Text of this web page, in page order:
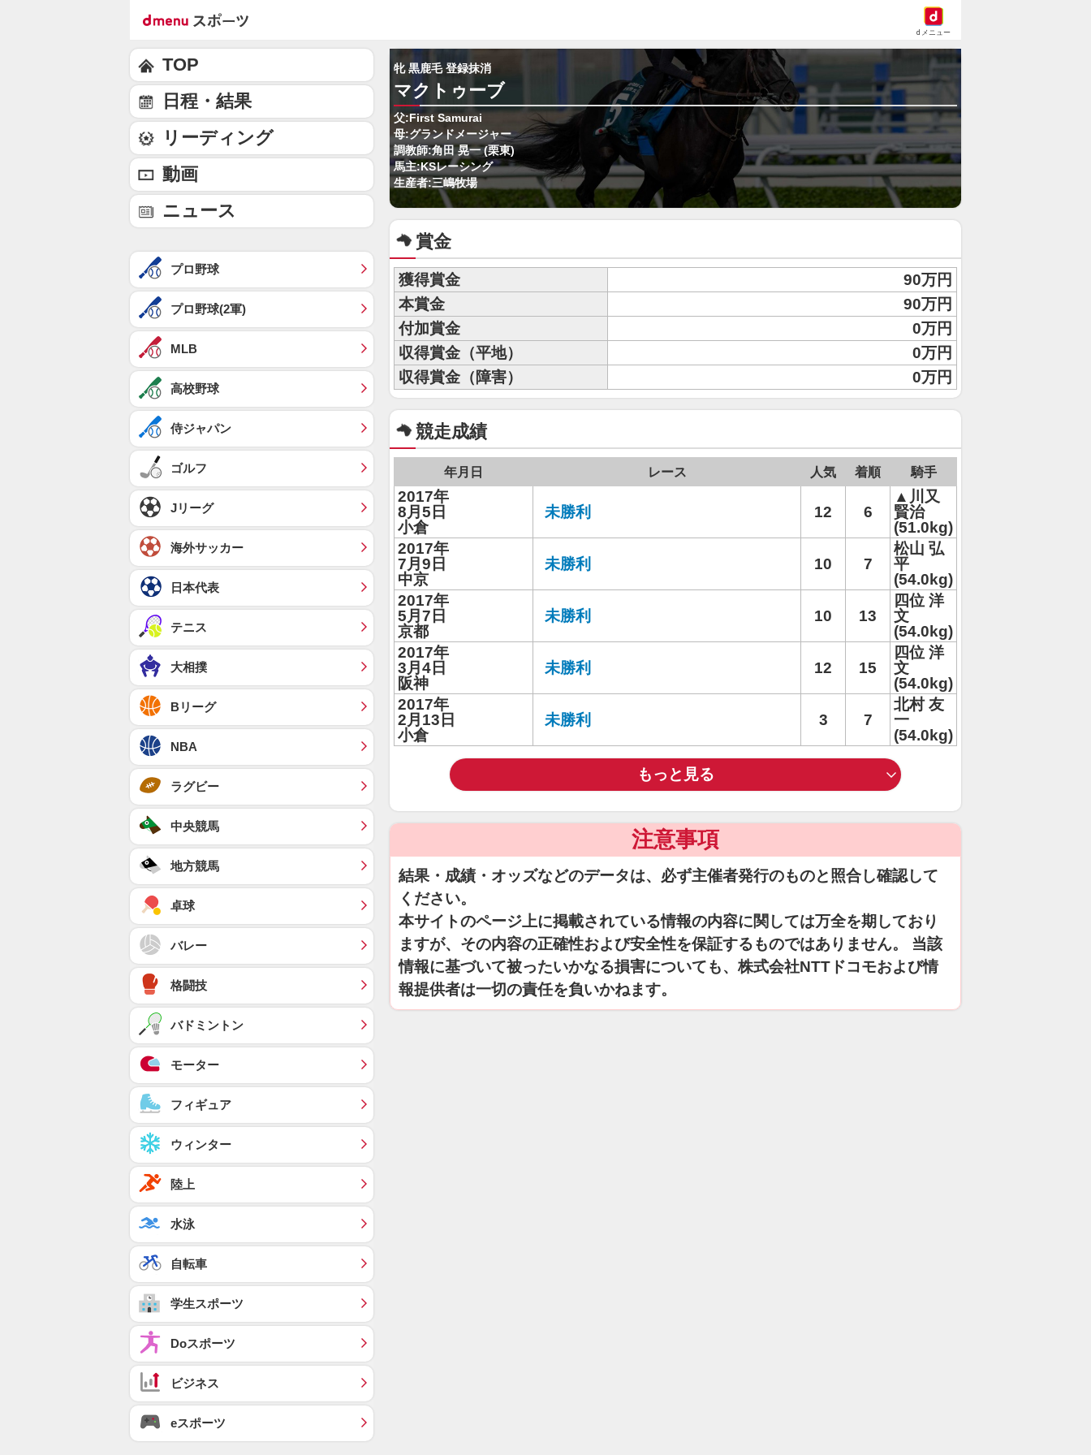
dメニュー
牝 黒鹿毛 登録抹消
マクトゥーブ
父:First Samurai
母:グランドメージャー
調教師:角田 晃一 (栗東)
馬主:KSレーシング
生産者:三嶋牧場
賞金
獲得賞金
90万円
本賞金
90万円
付加賞金
0万円
収得賞金（平地）
0万円
収得賞金（障害）
0万円
競走成績
年月日 レース 人気 着順 騎手
2017年
8月5日
小倉
未勝利 12 6
▲川又
賢治
(51.0kg)
2017年
7月9日
中京
未勝利 10 7
松山 弘
平
(54.0kg)
2017年
5月7日
京都
未勝利 10 13
四位 洋
文
(54.0kg)
2017年
3月4日
阪神
未勝利 12 15
四位 洋
文
(54.0kg)
2017年
2月13日
小倉
未勝利 3 7
北村 友
一
(54.0kg)
もっと見る
注意事項
結果・成績・オッズなどのデータは、必ず主催者発行のものと照合し確認して
ください。
本サイトのページ上に掲載されている情報の内容に関しては万全を期しており
ますが、その内容の正確性および安全性を保証するものではありません。 当該
情報に基づいて被ったいかなる損害についても、株式会社NTTドコモおよび情
報提供者は一切の責任を負いかねます。
TOP
日程・結果
リーディング
動画
ニュース
プロ野球
プロ野球(2軍)
MLB
高校野球
侍ジャパン
ゴルフ
Jリーグ
海外サッカー
日本代表
テニス
大相撲
Bリーグ
NBA
ラグビー
中央競馬
地方競馬
卓球
バレー
格闘技
バドミントン
モーター
フィギュア
ウィンター
陸上
水泳
自転車
学生スポーツ
Doスポーツ
ビジネス
eスポーツ